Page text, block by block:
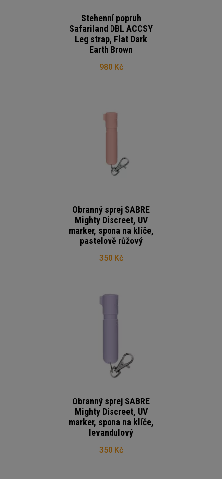
Stehenní popruh
Safariland DBL ACCSY
Leg strap, Flat Dark
Earth Brown
980 Kč
Obranný sprej SABRE
Mighty Discreet, UV
marker, spona na klíče,
pastelově růžový
350 Kč
Obranný sprej SABRE
Mighty Discreet, UV
marker, spona na klíče,
levandulový
350 Kč